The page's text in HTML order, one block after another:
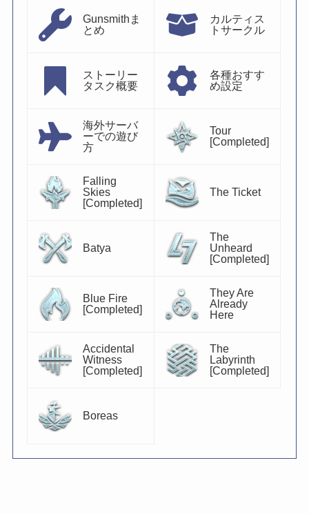
Gunsmithま
とめ
カルティス
トサークル
ストーリー
タスク概要
各種おすす
め設定
海外サーバ
ーでの遊び
方
Tour
[Completed]
Falling
Skies
[Completed]
The Ticket
Batya
The
Unheard
[Completed]
Blue Fire
[Completed]
They Are
Already
Here
Accidental
Witness
[Completed]
The
Labyrinth
[Completed]
Boreas